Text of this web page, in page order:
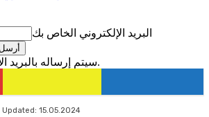
البريد الإلكتروني الخاص بك
سيتم إرساله بالبريد الالكتروني كلمة سر لك.
Updated: 15.05.2024